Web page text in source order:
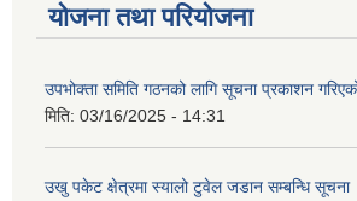
योजना तथा परियोजना
उपभोक्ता समिति गठनको लागि सूचना प्रकाशन
मिति: 03/16/2025 - 14:31
उखु पकेट क्षेत्रमा स्यालो टुवेल जडान सम्बन्धि सूचना